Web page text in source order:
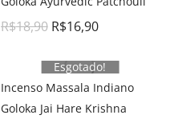
R$18,90 R$16,90
Esgotado!
Incenso Massala Indiano
Goloka Jai Hare Krishna